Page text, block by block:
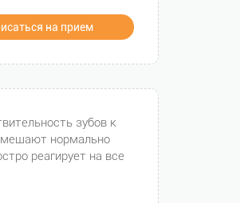
на прием
зубов к
мешают нормально
реагирует на все